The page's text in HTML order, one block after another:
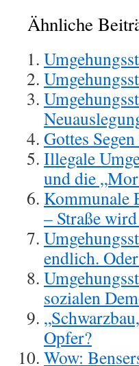
Ähnliche
Gottes
Illegale
und die
Kommunale
– Straße
endlich.
sozialen
Opfer?
Wow: